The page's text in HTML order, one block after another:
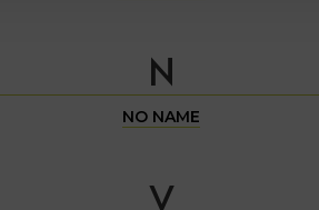
i quali potrebbero combinarle
servizi.
N
NO NAME
V